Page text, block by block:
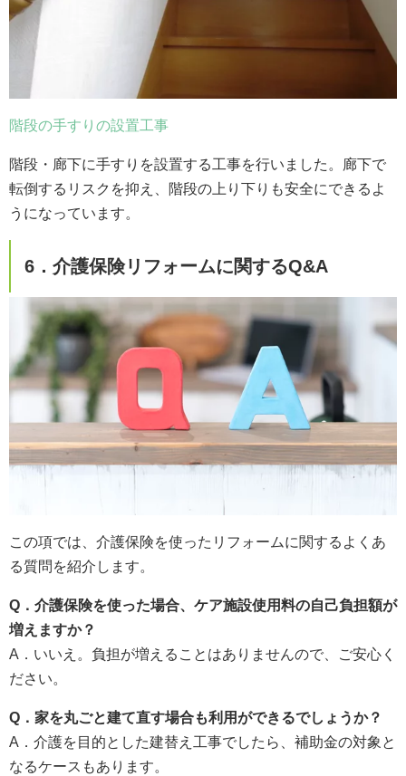
階段の手すりの設置工事
階段・廊下に手すりを設置する工事を行いました。廊下で
転倒するリスクを抑え、階段の上り下りも安全にできるよ
うになっています。
6．介護保険リフォームに関するQ&A
この項では、介護保険を使ったリフォームに関するよくあ
る質問を紹介します。
Q ．介護保険を使った場合、ケア施設使用料の自己負担額が
増えますか？
A．いいえ。負担が増えることはありませんので、ご安心く
ださい。
Q ．家を丸ごと建て直す場合も利用ができるでしょうか？
A．介護を目的とした建替え工事でしたら、補助金の対象と
なるケースもあります。